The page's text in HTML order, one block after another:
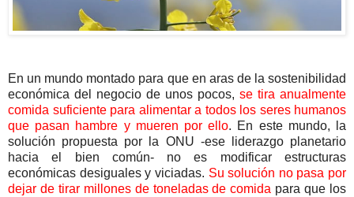
En un mundo montado para que en aras de la sostenibilidad
económica del negocio de unos pocos, se tira anualmente
comida suficiente para alimentar a todos los seres humanos
que pasan hambre y mueren por ello. En este mundo, la
solución propuesta por la ONU -ese liderazgo planetario
hacia el bien común- no es modificar estructuras
económicas desiguales y viciadas. Su solución no pasa por
dejar de tirar millones de toneladas de comida para que los